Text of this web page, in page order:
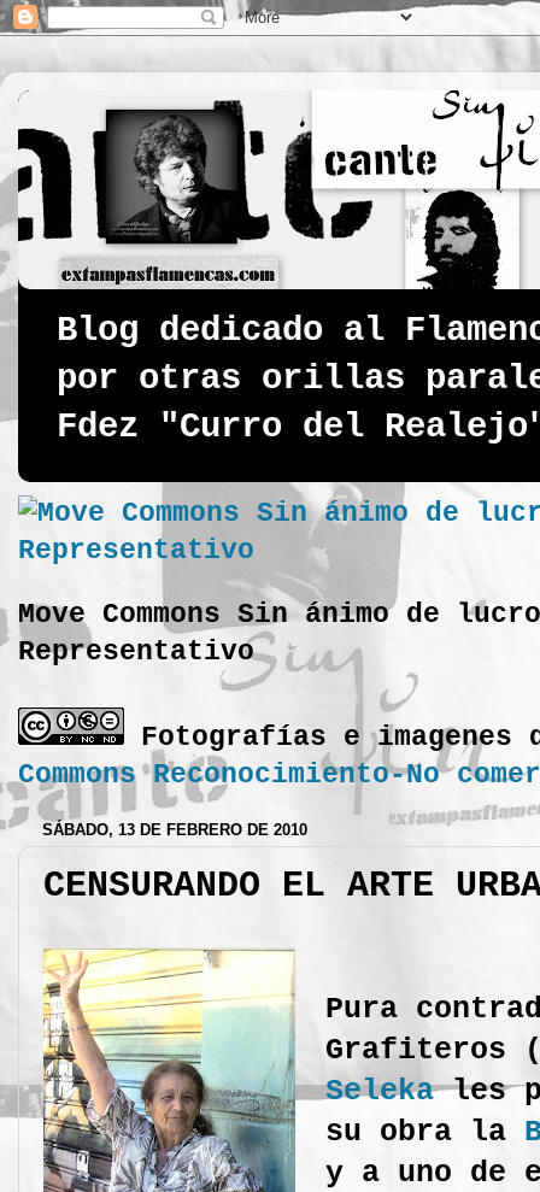
Blog dedicado al
por otras orillas
Fdez "Curro del
Move Commons Sin ánimo de
Representativo
Fotografías e imagenes
Commons Reconocimiento-No
SÁBADO, 13 DE FEBRERO DE 2010
CENSURANDO EL ARTE
Pura
Grafiteros
Selekales
su obra la
y a uno de